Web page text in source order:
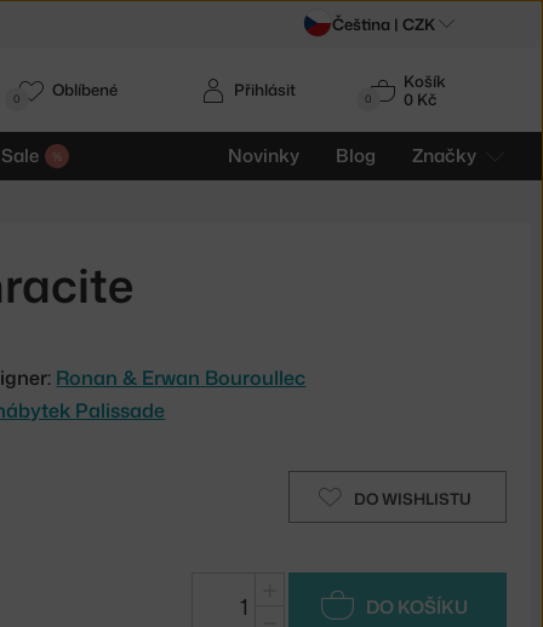
0
Košík
0 Kč
Novinky Blog Značky
Přihlásit
0 Oblíbené
Ronan & Erwan Bouroullec
Palissade
DO WISHLISTU
DO KOŠÍKU
Čeština | CZK